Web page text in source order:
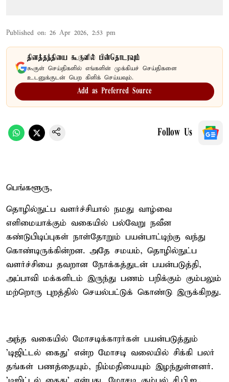
Published on: 26 Apr 2026, 2:53 pm
தினத்தந்தியை கூகுளில் பின்தொடரவும்
கூகுள் செய்திகளில் எங்களின் முக்கியச் செய்திகளை
உடனுக்குடன் பெற கிளிக் செய்யவும்.
Add as Preferred Source
Follow Us
பெங்களூரு,
தொழில்நுட்ப வளர்ச்சியால் நமது வாழ்வை
எளிமையாக்கும் வகையில் பல்வேறு நவீன
கண்டுபிடிப்புகள் நாள்தோறும் பயன்பாட்டிற்கு வந்து
கொண்டிருக்கின்றன. அதே சமயம், தொழில்நுட்ப
வளர்ச்சியை தவறான நோக்கத்துடன் பயன்படுத்தி,
அப்பாவி மக்களிடம் இருந்து பணம் பறிக்கும் கும்பலும்
மற்றொரு புறத்தில் செயல்பட்டுக் கொண்டு இருக்கிறது.
அந்த வகையில் மோசடிக்காரர்கள் பயன்படுத்தும்
'டிஜிட்டல் கைது' என்ற மோசடி வலையில் சிக்கி பலர்
தங்கள் பணத்தையும், நிம்மதியையும் இழந்துள்ளனர்.